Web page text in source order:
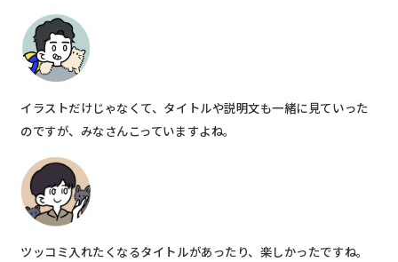
イラストだけじゃなくて、タイトルや説明文も一緒に見ていった
のですが、みなさんこっていますよね。
ツッコミ入れたくなるタイトルがあったり、楽しかったですね。